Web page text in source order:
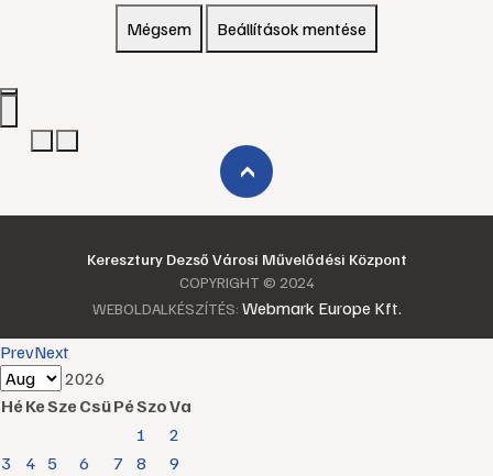
Mégsem Beállítások mentése
›
Keresztury Dezső Városi Művelődési Központ
COPYRIGHT © 2024
WEBOLDALKÉSZÍTÉS: Webmark Europe Kft.
PrevNext
2026
HéKeSzeCsüPéSzoVa
1
2
3
4 5 6 7 8 9